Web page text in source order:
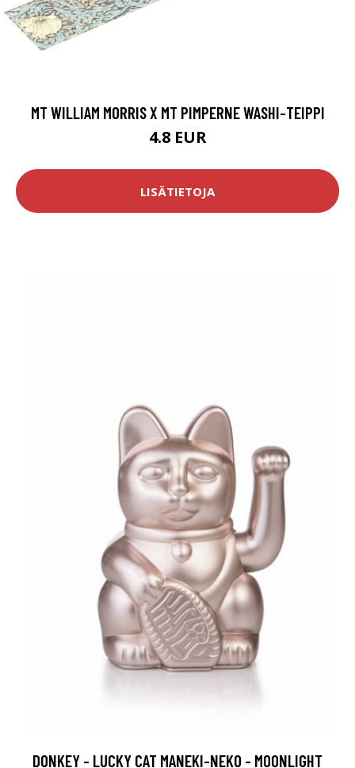
MT WILLIAM MORRIS X MT PIMPERNE WASHI-TEIPPI
4.8 EUR
LISÄTIETOJA
DONKEY - LUCKY CAT MANEKI-NEKO - MOONLIGHT